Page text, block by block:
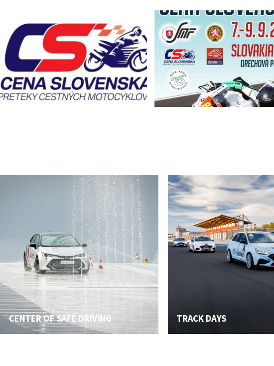
CENTER OF SAFE DRIVING TRACK DAYS